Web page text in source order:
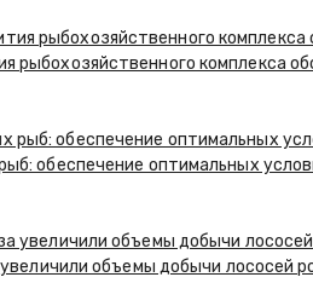
рыбохозяйственного комплекса
обеспечение оптимальных
объемы добычи лососей